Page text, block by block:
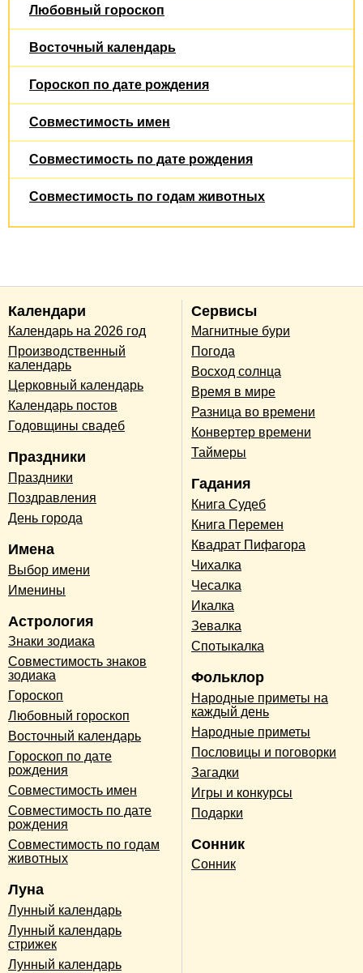
Любовный гороскоп
Восточный календарь
Гороскоп по дате рождения
Совместимость имен
Совместимость по дате рождения
Совместимость по годам животных
Календари
Календарь на 2026 год
Производственный
календарь
Церковный календарь
Календарь постов
Годовщины свадеб
Праздники
Праздники
Поздравления
День города
Имена
Выбор имени
Именины
Астрология
Знаки зодиака
Совместимость знаков
зодиака
Гороскоп
Любовный гороскоп
Восточный календарь
Гороскоп по дате
рождения
Совместимость имен
Совместимость по дате
рождения
Совместимость по годам
животных
Луна
Лунный календарь
Лунный календарь
стрижек
Лунный календарь
Сервисы
Магнитные бури
Погода
Восход солнца
Время в мире
Разница во времени
Конвертер времени
Таймеры
Гадания
Книга Судеб
Книга Перемен
Квадрат Пифагора
Чихалка
Чесалка
Икалка
Зевалка
Спотыкалка
Фольклор
Народные приметы на
каждый день
Народные приметы
Пословицы и поговорки
Загадки
Игры и конкурсы
Подарки
Сонник
Сонник